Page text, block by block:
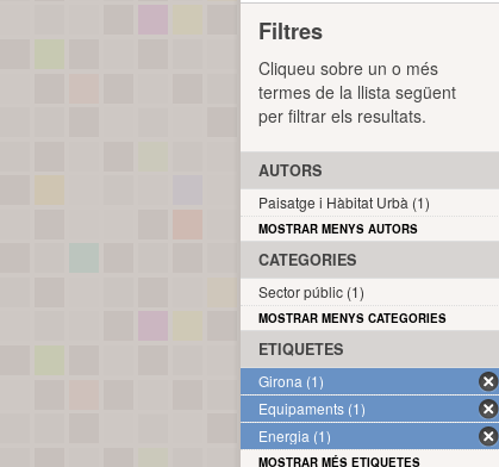
Filtres
Cliqueu sobre un o més
termes de la llista següent
per filtrar els resultats.
AUTORS
Paisatge i Hàbitat Urbà (1)
MOSTRAR MENYS AUTORS
CATEGORIES
Sector públic (1)
MOSTRAR MENYS CATEGORIES
ETIQUETES
Girona (1)
Equipaments (1)
Energia (1)
MOSTRAR MÉS ETIQUETES